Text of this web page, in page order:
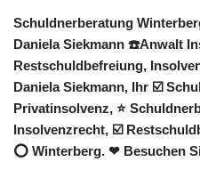
Schuldnerberatung
Daniela Siekmann ☎️Anwalt
Restschuldbefreiung,
Daniela Siekmann, Ihr ☑️
Privatinsolvenz, ⭐
Insolvenzrecht, ☑️
⭕ Winterberg. ❤ Besuchen